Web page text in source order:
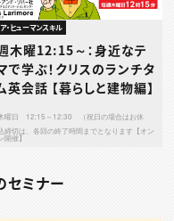
・ヒューマンスキル
木曜12:15～：身近なテ
で学ぶ！クリスのランチタ
英会話 【暮らしと建物編】
曜日 12:15～12:30 （祝日の場合はお休
締切は、各回の終了時間までとなります【オン
開催】
セミナー